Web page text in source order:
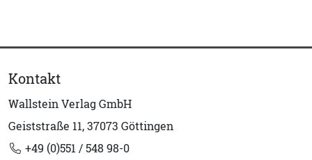
Kontakt
Wallstein Verlag GmbH
Geiststraße 11, 37073 Göttingen
+49 (0)551 / 548 98-0